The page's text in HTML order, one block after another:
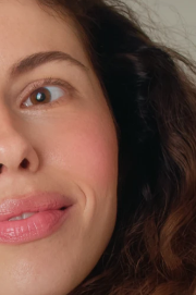
Zaloguj
Profil użytkownika
Moje urządzenia
Moje zamówienia
Moje adresy
Moje subskrypcje
Español
Português
Русский
繁體中文